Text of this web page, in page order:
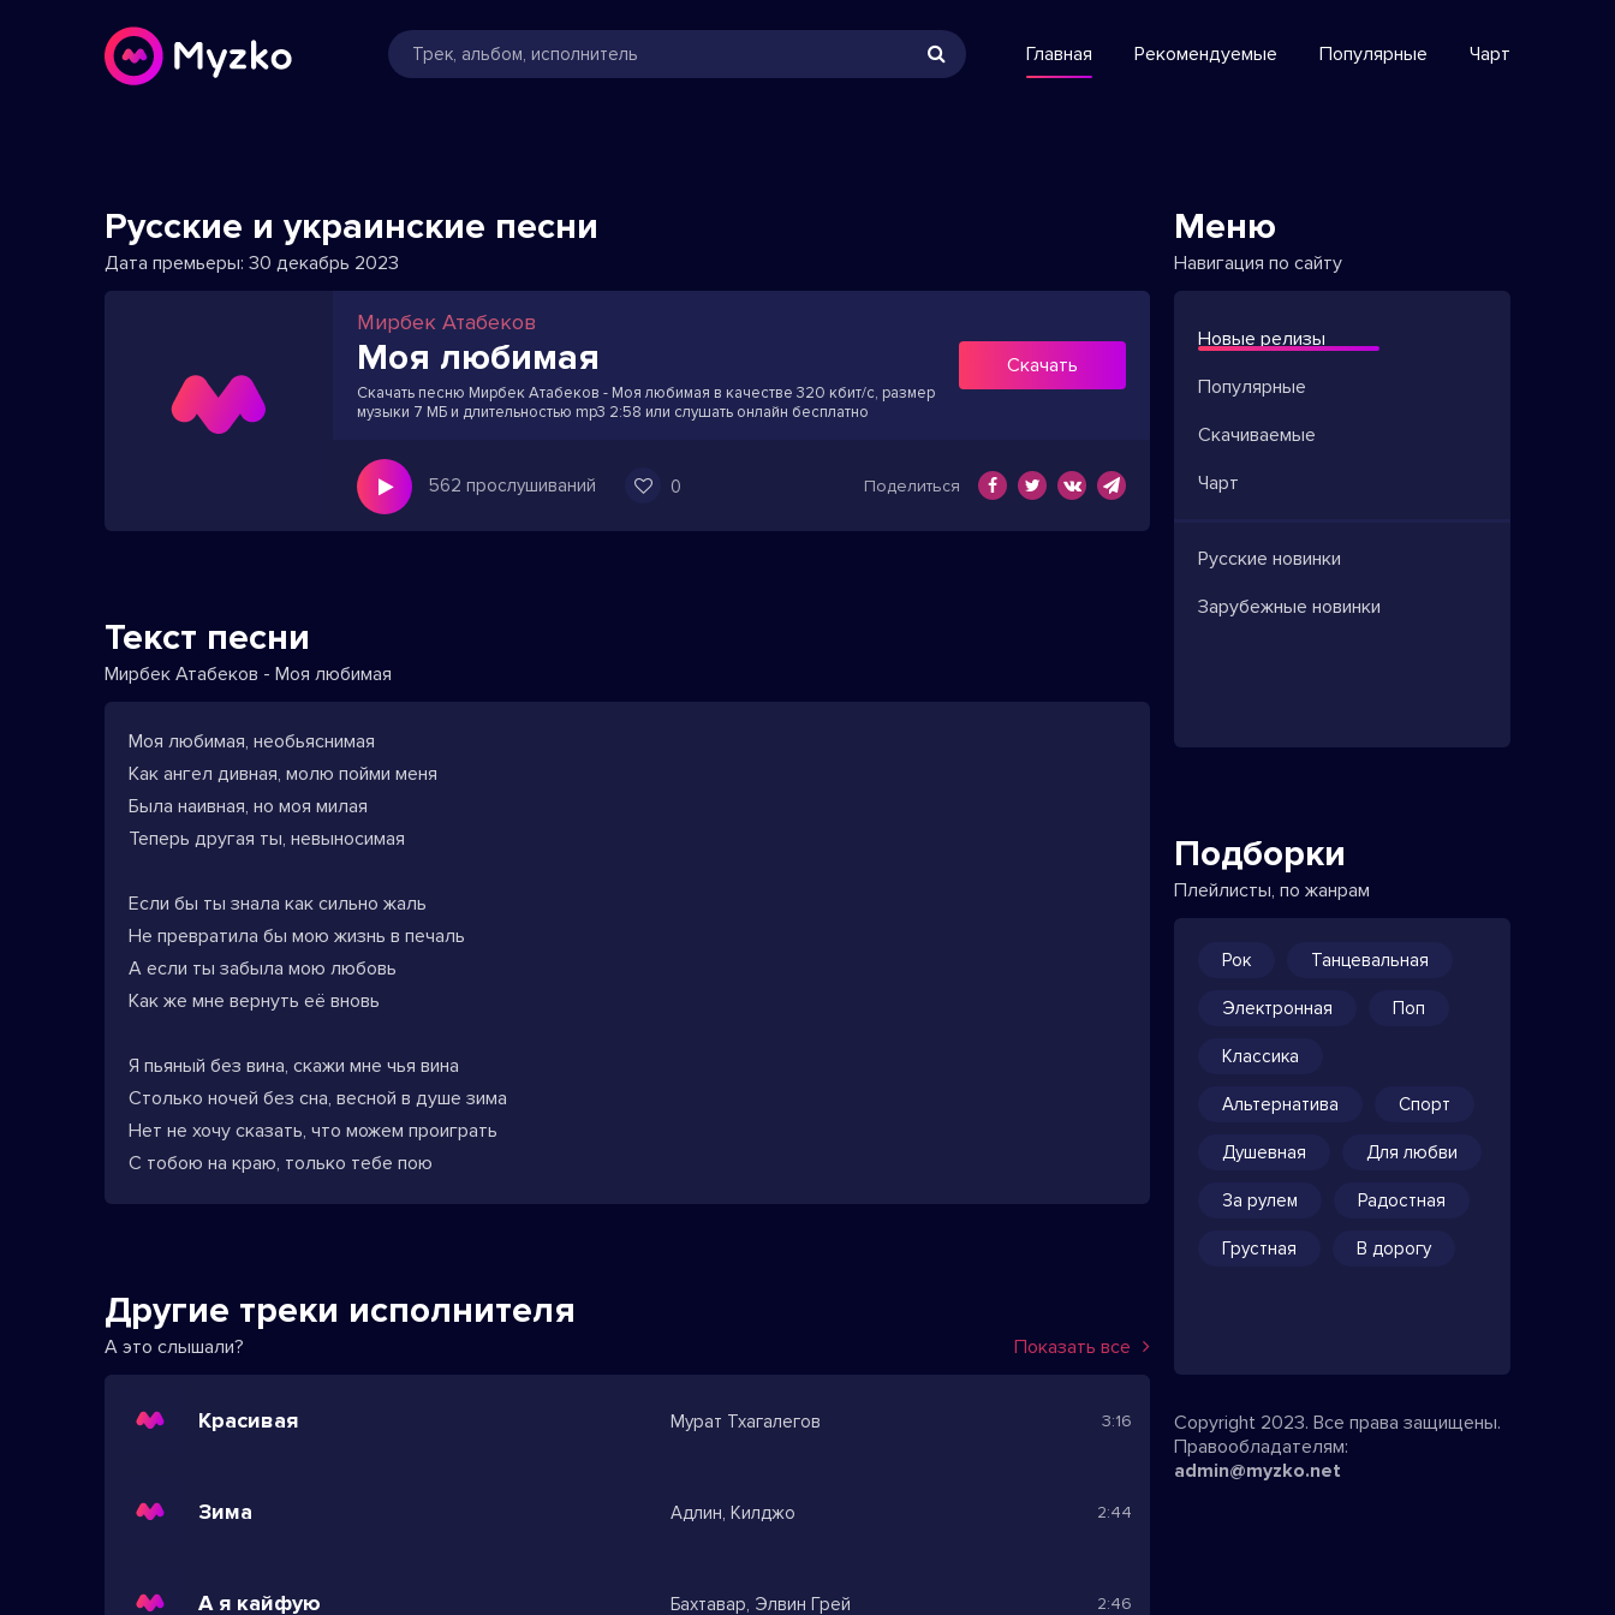
Главная Рекомендуемые Популярные Чарт
Русские и украинские песни
Дата премьеры: 30 декабрь 2023
Мирбек Атабеков
Моя любимая
Скачать песню Мирбек Атабеков - Моя любимая в качестве 320 кбит/с, размер
музыки 7 МБ и длительностью mp3 2:58 или слушать онлайн бесплатно
Скачать
562 прослушиваний 0 Поделиться
Текст песни
Мирбек Атабеков - Моя любимая
Моя любимая, необьяснимая
Как ангел дивная, молю пойми меня
Была наивная, но моя милая
Теперь другая ты, невыносимая
Если бы ты знала как сильно жаль
Не превратила бы мою жизнь в печаль
А если ты забыла мою любовь
Как же мне вернуть её вновь
Я пьяный без вина, скажи мне чья вина
Столько ночей без сна, весной в душе зима
Нет не хочу сказать, что можем проиграть
С тобою на краю, только тебе пою
Другие треки исполнителя
А это слышали? Показать все
Красивая Мурат Тхагалегов 3:16
Зима Адлин, Килджо 2:44
А я кайфую Бахтавар, Элвин Грей 2:46
Меню
Навигация по сайту
Новые релизы
Популярные
Скачиваемые
Чарт
Русские новинки
Зарубежные новинки
Подборки
Плейлисты, по жанрам
Рок Танцевальная
Электронная Поп
Классика
Альтернатива Спорт
Душевная Для любви
За рулем Радостная
Грустная В дорогу
Copyright 2023. Все права защищены.
Правообладателям:
admin@myzko.net